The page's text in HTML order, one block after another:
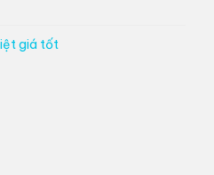
giá tốt